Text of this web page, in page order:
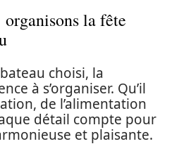
la fête
choisi, la
à s’organiser. Qu’il
de l’alimentation
détail compte pour
et plaisante.